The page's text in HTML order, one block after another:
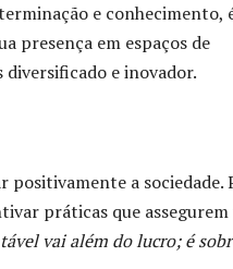
e conhecimento,
presença em espaços de
diversificado e inovador.
a sociedade.
práticas que assegurem
vai além do lucro; é